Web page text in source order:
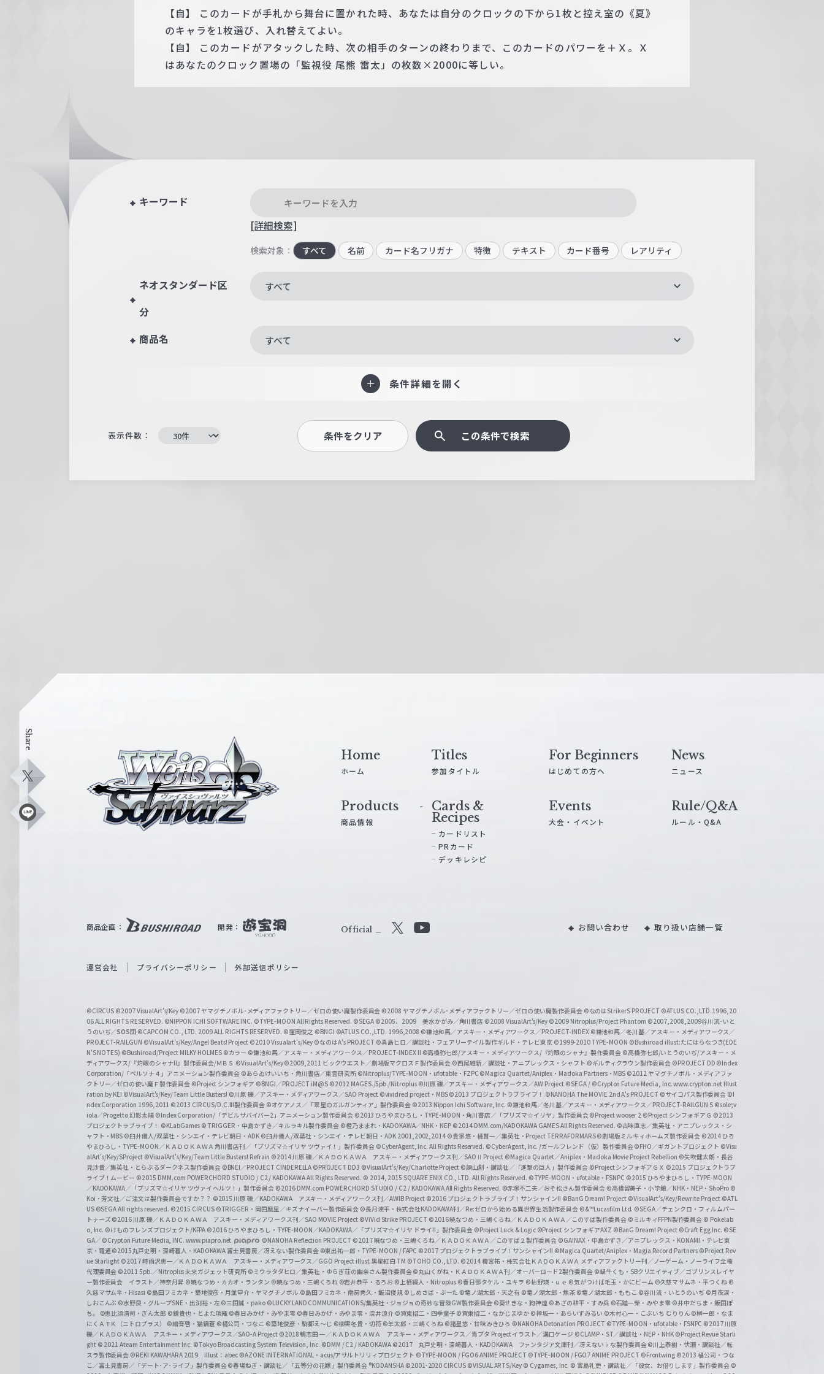
【自】 このカードが手札から舞台に置かれた時、あなたは自分のクロックの下から1枚と控え室の《夏》
のキャラを1枚選び、入れ替えてよい。
【自】 このカードがアタックした時、次の相手のターンの終わりまで、このカードのパワーを＋Ｘ。Ｘ
はあなたのクロック置場の「監視役 尾熊 雷太」の枚数×2000に等しい。
キーワード
[詳細検索]
検索対象： すべて 名前 カード名フリガナ 特徴 テキスト カード番号 レアリティ
ネオスタンダード区
分
すべて
商品名 すべて
条件詳細を開く
表示件数： 条件をクリア この条件で検索
Share
X
L
ス
W
i
c
h
w
a
r
z
Home
ホーム
Titles
参加タイトル
For Beginners
はじめての方へ
News
ニュース
Products
商品情報
Cards &
Recipes
カードリスト
PRカード
デッキレシピ
Events
大会・イベント
Rule/Q&A
ルール・Q&A
商品企画： 開発： Official
Y
b
e
O
f
f
i
c
i
a
l
C
h
a
n
n
e
l
お問い合わせ 取り扱い店舗一覧
運営会社 プライバシーポリシー 外部送信ポリシー
©CIRCUS ©2007 VisualArt's/Key ©2007 ヤマグチノボル･メディアファクトリー／ゼロの使い魔製作委員会 ©2008 ヤマグチノボル･メディアファクトリー／ゼロの使い魔製作委員会 ©なのはStrikerS PROJECT ©ATLUS CO.,LTD.1996,20
06 ALL RIGHTS RESERVED. ©NIPPON ICHI SOFTWARE INC. ©TYPE-MOON All Rights Reserved. ©SEGA ©2005、2009 美水かがみ／角川書店 ©2008 VisualArt's/Key ©2009 Nitroplus/Project Phantom ©2007,2008,2009谷川流･いと
うのいぢ／SOS団 ©CAPCOM CO., LTD. 2009 ALL RIGHTS RESERVED. ©窪岡俊之 ©BNGI ©ATLUS CO.,LTD. 1996,2008 ©鎌池和馬／アスキー・メディアワークス／PROJECT-INDEX ©鎌池和馬／冬川基／アスキー・メディアワークス／
PROJECT-RAILGUN ©VisualArt's/Key/Angel Beats! Project ©2010 Visualart's/Key ©なのはA's PROJECT ©真島ヒロ／講談社・フェアリーテイル製作ギルド・テレビ東京 ©1999-2010 TYPE-MOON ©Bushiroad illust:たにはらなつき(EDE
N'S NOTES) ©Bushiroad/Project MILKY HOLMES ©カラー ©鎌池和馬／アスキー・メディアワークス／PROJECT-INDEX II ©高橋弥七郎/アスキー・メディアワークス/『灼眼のシャナ』製作委員会 ©高橋弥七郎/いとうのいぢ/アスキー・メ
ディアワークス/『灼眼のシャナII』製作委員会/ＭＢＳ ©VisualArt's/Key©2009,2011 ビックウエスト／劇場版マクロスＦ製作委員会 ©西尾維新／講談社・アニプレックス・シャフト ©ギルティクラウン製作委員会 ©PROJECT DD ©Index
Corporation/「ペルソナ４」アニメーション製作委員会 ©あらゐけいいち・角川書店／東雲研究所 ©Nitroplus/TYPE-MOON・ufotable・FZPC ©Magica Quartet/Aniplex・Madoka Partners・MBS ©2012 ヤマグチノボル・メディアファ
クトリー／ゼロの使い魔Ｆ製作委員会 ©Project シンフォギア ©BNGI／PROJECT iM@S ©2012 MAGES./5pb./Nitroplus ©川原 礫／アスキー・メディアワークス／AW Project ©SEGA / ©Crypton Future Media, Inc. www.crypton.net Illust
ration by KEI ©VisualArt's/Key/Team Little Busters! ©川原 礫／アスキー・メディアワークス／SAO Project ©vividred project・MBS ©2013 プロジェクトラブライブ！ ©NANOHA The MOVIE 2nd A's PROJECT ©サイコパス製作委員会 ©I
ndex Corporation 1996,2011 ©2013 CIRCUS/D.C.III製作委員会 ©オケアノス／「翠星のガルガンティア」製作委員会 ©2013 Nippon Ichi Software, Inc. ©鎌池和馬／冬川基／アスキー・メディアワークス／PROJECT-RAILGUN S ©sole;v
iola／Progetto 幻影太陽 ©Index Corporation/「デビルサバイバー2」アニメーション製作委員会 ©2013 ひろやまひろし・TYPE-MOON・角川書店／「プリズマ☆イリヤ」製作委員会©Project wooser 2 ©Project シンフォギアＧ ©2013
プロジェクトラブライブ！ ©KLabGames © TRIGGER・中島かずき／キルラキル製作委員会 ©橙乃ままれ・KADOKAWA／NHK・NEP ©2014 DMM.com/KADOKAWA GAMES All Rights Reserved. ©古味直志／集英社・アニプレックス・シ
ャフト・MBS ©臼井儀人/双葉社・シンエイ・テレビ朝日・ADK ©臼井儀人/双葉社・シンエイ・テレビ朝日・ADK 2001,2002,2014 ©貴家悠・橘賢一／集英社・Project TERRAFORMARS©劇場版ミルキィホームズ製作委員会 ©2014 ひろ
やまひろし・TYPE-MOON／ＫＡＤＯＫＡＷＡ 角川書店刊／「プリズマ☆イリヤ ツヴァイ！」製作委員会 ©CyberAgent, Inc. All Rights Reserved. ©CyberAgent, Inc. /ガールフレンド（仮）製作委員会©FHO／ギガントプロジェクト ©Visu
alArt's/Key/SProject ©VisualArt's/Key/Team Little Busters! Refrain ©2014 川原 礫／ＫＡＤＯＫＡＷＡ アスキー・メディアワークス刊／SAOⅡ Project ©Magica Quartet／Aniplex・Madoka Movie Project Rebellion ©矢吹健太朗・長谷
見沙貴／集英社・とらぶるダークネス製作委員会 ©BNEI／PROJECT CINDERELLA ©PROJECT DD3 ©VisualArt's/Key/Charlotte Project ©諫山創・講談社／「進撃の巨人」製作委員会 ©Project シンフォギアＧＸ ©2015 プロジェクトラブ
ライブ！ムービー ©2015 DMM.com POWERCHORD STUDIO / C2 / KADOKAWA All Rights Reserved. © 2014, 2015 SQUARE ENIX CO., LTD. All Rights Reserved. ©TYPE-MOON・ufotable・FSNPC ©2015 ひろやまひろし・TYPE-MOON
／KADOKAWA／「プリズマ☆イリヤ ツヴァイ ヘルツ！」製作委員会 ©2016 DMM.com POWERCHORD STUDIO / C2 / KADOKAWA All Rights Reserved. ©赤塚不二夫／おそ松さん製作委員会 ©高橋留美子・小学館／NHK・NEP・ShoPro ©
Koi・芳文社／ご注文は製作委員会ですか？？ ©2015 川原 礫／KADOKAWA アスキー・メディアワークス刊／AWIB Project ©2016 プロジェクトラブライブ！サンシャイン!! ©BanG Dream! Project ©VisualArt's/Key/Rewrite Project ©ATL
US ©SEGA All rights reserved. ©2015 CIRCUS ©TRIGGER・岡田麿里／キズナイーバー製作委員会 ©長月達平・株式会社KADOKAWA刊／Re:ゼロから始める異世界生活製作委員会 ©&™Lucasfilm Ltd. ©SEGA／チェンクロ・フィルムパー
トナーズ©2016 川原 礫／ＫＡＤＯＫＡＷＡ アスキー・メディアワークス刊／SAO MOVIE Project ©ViVid Strike PROJECT ©2016 暁なつめ・三嶋くろね／ＫＡＤＯＫＡＷＡ／このすば製作委員会 ©ミルキィFFPN製作委員会 © Pokelab
o, Inc. ©けものフレンズプロジェクト/KFPA ©2016 ひろやまひろし・TYPE-MOON／KADOKAWA／「プリズマ☆イリヤ ドライ!!」製作委員会 ©Project Luck & Logic ©Project シンフォギアAXZ ©BanG Dream! Project ©Craft Egg Inc. ©SE
GA／ ©Crypton Future Media, INC. www.piapro.net
©NANOHA Reflection PROJECT ©2017 暁なつめ・三嶋くろね／ＫＡＤＯＫＡＷＡ／このすば２製作委員会 ©GAINAX・中島かずき／アニプレックス・KONAMI・テレビ東
京・電通 ©2015丸戸史明・深崎暮人・KADOKAWA 富士見書房／冴えない製作委員会 ©東出祐一郎・TYPE-MOON / FAPC ©2017 プロジェクトラブライブ！サンシャイン!! ©Magica Quartet/Aniplex・Magia Record Partners ©Project Rev
ue Starlight ©2017 時雨沢恵一／ＫＡＤＯＫＡＷＡ アスキー・メディアワークス／GGO Project illust.黒星紅白 TM ©TOHO CO., LTD. ©2014 榎宮祐・株式会社ＫＡＤＯＫＡＷＡ メディアファクトリー刊／ノーゲーム・ノーライフ全権
代理委員会 ©2011 5pb.／Nitroplus 未来ガジェット研究所 ©ミウラタダヒロ／集英社・ゆらぎ荘の幽奈さん製作委員会©丸山くがね・ＫＡＤＯＫＡＷＡ刊／オーバーロード2製作委員会 ©蝸牛くも・SBクリエイティブ／ゴブリンスレイヤ
ー製作委員会 イラスト／神奈月昇 ©暁なつめ・カカオ・ランタン ©暁なつめ・三嶋くろね ©岩井恭平・るろお ©上栖綴人・Nitroplus ©春日部タケル・ユキヲ ©枯野瑛・ｕｅ ©気がつけば毛玉・かにビーム ©久慈マサムネ・平つくね ©
久慈マサムネ・Hisasi ©島田フミカネ・築地俊彦・月並甲介・ヤマグチノボル ©島田フミカネ・南房秀久・飯沼俊規 ©しめさば・ぶーた ©竜ノ湖太郎・天之有 ©竜ノ湖太郎・焦茶 ©竜ノ湖太郎・ももこ ©谷川流・いとうのいぢ ©月夜涙・
しおこんぶ ©水野良・グループSNE・出渕裕・左©三田誠・pako ©LUCKY LAND COMMUNICATIONS/集英社・ジョジョの奇妙な冒険GW製作委員会 ©葵せきな・狗神煌 ©あざの耕平・すみ兵 ©石踏一榮・みやま零 ©井中だちま・飯田ぽ
ち。
©恵比須清司・ぎん太郎 ©鏡貴也・とよた瑣織 ©春日みかげ・みやま零 ©春日みかげ・みやま零・深井涼介 ©賀東招二・四季童子 ©賀東招二・なかじまゆか ©神坂一・あらいずみるい ©木村心一・こぶいち むりりん ©榊一郎・なま
にくＡＴＫ（ニトロプラス） ©細音啓・猫鍋蒼 ©橘公司・つなこ ©築地俊彦・駒都え～じ ©柳実冬貴・切符 ©羊太郎・三嶋くろね ©諸星悠・甘味みきひろ ©NANOHA Detonation PROJECT ©TYPE-MOON・ufotable・FSNPC ©2017 川原
礫／ＫＡＤＯＫＡＷＡ アスキー・メディアワークス／SAO-A Project ©2018 鴨志田 一／ＫＡＤＯＫＡＷＡ アスキー・メディアワークス／青ブタ Project イラスト／溝口ケージ ©CLAMP・ST／講談社・NEP・NHK ©Project Revue Starli
ght © 2021 Ateam Entertainment Inc. ©Tokyo Broadcasting System Television, Inc. ©DMM / C2 / KADOKAWA ©2017 丸戸史明・深崎暮人・KADOKAWA ファンタジア文庫刊／冴えない♭な製作委員会©川上泰樹・伏瀬・講談社／転
スラ製作委員会 ©REKI KAWAHARA 2019 illust：abec ©AZONE INTERNATIONAL・acus/アサルトリリィプロジェクト ©TYPE-MOON / FGO6 ANIME PROJECT ©TYPE-MOON / FGO7 ANIME PROJECT ©Frontwing ©2013 橘公司・つな
こ／富士見書房／「デート･ア･ライブ」製作委員会©春場ねぎ・講談社／「五等分の花嫁」製作委員会 ®KODANSHA ©2001-2020 CIRCUS ©VISUAL ARTS/Key © Cygames, Inc. © 宮島礼吏・講談社／「彼女、お借りします」製作委員会 ©